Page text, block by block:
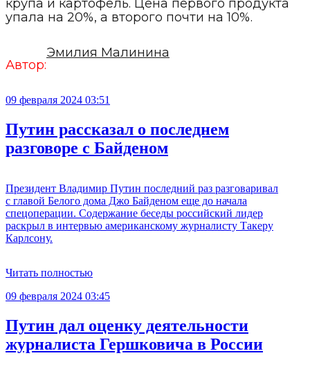
крупа и картофель. Цена первого продукта
упала на 20%, а второго почти на 10%.
Автор:
Эмилия Малинина
09 февраля 2024 03:51
Путин рассказал о последнем
разговоре с Байденом
Президент Владимир Путин последний раз разговаривал
с главой Белого дома Джо Байденом еще до начала
спецоперации. Содержание беседы российский лидер
раскрыл в интервью американскому журналисту Такеру
Карлсону.
Читать полностью
09 февраля 2024 03:45
Путин дал оценку деятельности
журналиста Гершковича в России